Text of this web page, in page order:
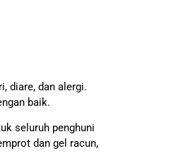
diare, dan alergi.
baik.
seluruh penghuni
dan gel racun,